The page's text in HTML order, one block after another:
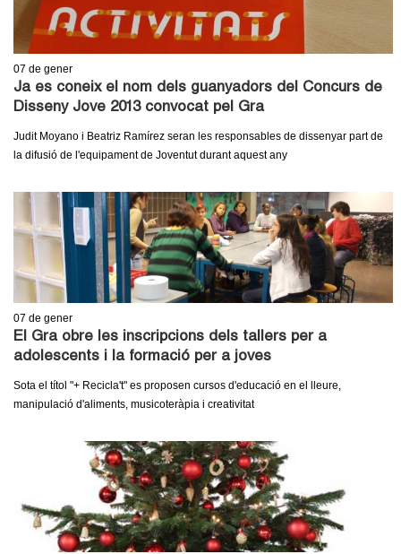
07 de gener
Ja es coneix el nom dels guanyadors del Concurs de
Disseny Jove 2013 convocat pel Gra
Judit Moyano i Beatriz Ramírez seran les responsables de dissenyar part de
la difusió de l'equipament de Joventut durant aquest any
07 de gener
El Gra obre les inscripcions dels tallers per a
adolescents i la formació per a joves
Sota el títol "+ Recicla't" es proposen cursos d'educació en el lleure,
manipulació d'aliments, musicoteràpia i creativitat